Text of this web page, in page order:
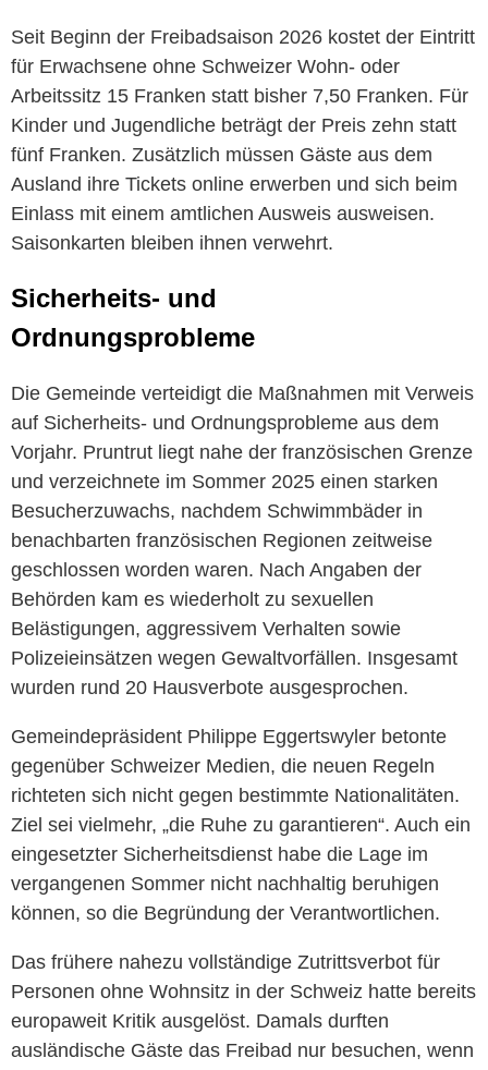
Seit Beginn der Freibadsaison 2026 kostet der Eintritt
für Erwachsene ohne Schweizer Wohn- oder
Arbeitssitz 15 Franken statt bisher 7,50 Franken. Für
Kinder und Jugendliche beträgt der Preis zehn statt
fünf Franken. Zusätzlich müssen Gäste aus dem
Ausland ihre Tickets online erwerben und sich beim
Einlass mit einem amtlichen Ausweis ausweisen.
Saisonkarten bleiben ihnen verwehrt.
Sicherheits- und
Ordnungsprobleme
Die Gemeinde verteidigt die Maßnahmen mit Verweis
auf Sicherheits- und Ordnungsprobleme aus dem
Vorjahr. Pruntrut liegt nahe der französischen Grenze
und verzeichnete im Sommer 2025 einen starken
Besucherzuwachs, nachdem Schwimmbäder in
benachbarten französischen Regionen zeitweise
geschlossen worden waren. Nach Angaben der
Behörden kam es wiederholt zu sexuellen
Belästigungen, aggressivem Verhalten sowie
Polizeieinsätzen wegen Gewaltvorfällen. Insgesamt
wurden rund 20 Hausverbote ausgesprochen.
Gemeindepräsident Philippe Eggertswyler betonte
gegenüber Schweizer Medien, die neuen Regeln
richteten sich nicht gegen bestimmte Nationalitäten.
Ziel sei vielmehr, „die Ruhe zu garantieren“. Auch ein
eingesetzter Sicherheitsdienst habe die Lage im
vergangenen Sommer nicht nachhaltig beruhigen
können, so die Begründung der Verantwortlichen.
Das frühere nahezu vollständige Zutrittsverbot für
Personen ohne Wohnsitz in der Schweiz hatte bereits
europaweit Kritik ausgelöst. Damals durften
ausländische Gäste das Freibad nur besuchen, wenn